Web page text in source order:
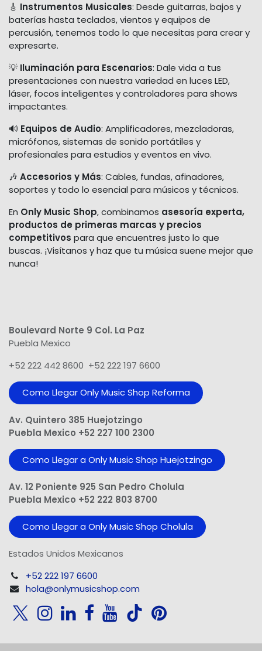
🎸 Instrumentos Musicales: Desde guitarras, bajos y
baterías hasta teclados, vientos y equipos de
percusión, tenemos todo lo que necesitas para crear y
expresarte.
💡 Iluminación para Escenarios: Dale vida a tus
presentaciones con nuestra variedad en luces LED,
láser, focos inteligentes y controladores para shows
impactantes.
🔊 Equipos de Audio: Amplificadores, mezcladoras,
micrófonos, sistemas de sonido portátiles y
profesionales para estudios y eventos en vivo.
🎶 Accesorios y Más: Cables, fundas, afinadores,
soportes y todo lo esencial para músicos y técnicos.
En Only Music Shop, combinamos asesoría experta,
productos de primeras marcas y precios
competitivos para que encuentres justo lo que
buscas. ¡Visítanos y haz que tu música suene mejor que
nunca!
Boulevard Norte 9 Col. La Paz
Puebla Mexico
+52 222 442 8600 +52 222 197 6600
Como Llegar Only Music Shop​ Reforma
Av. Quintero 385 Huejotzingo
Puebla Mexico +52 227 100 2300
Como Llegar a Only Music Shop Huejotzingo
Av. 12 Poniente 925 San Pedro Cholula
Puebla Mexico +52 222 803 8700
Como Llegar a Only Music Shop Cholula
Estados Unidos Mexicanos
+52 222 197 6600
hola@onlymusicshop.com